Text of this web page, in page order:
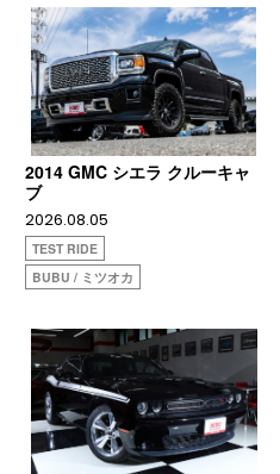
2014 GMC シエラ クルーキャ
ブ
2026.08.05
TEST RIDE
BUBU / ミツオカ